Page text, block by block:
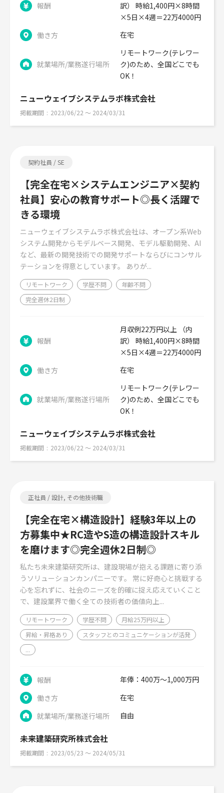
報酬
訳） 時給1,400円×8時間
×5日×4週＝22万4000円
働き方
在宅
就業場所/業務遂行場所
リモートワーク(テレワー
ク)のため、全国どこでも
OK！
ニューウェイブシステムラボ株式会社
掲載期間 2023/06/22 〜 2024/03/31
契約社員 / SE
【完全在宅×システムエンジニア×契約
社員】安心の教育サポート◎長く活躍で
きる環境
ニューウェイブシステムラボ株式会社は、オープン系Web
システム開発からモデルベース開発、モデル駆動開発、AI
など、最新の開発技術での開発サポートならびにコンサル
テーションを得意としています。 ありが...
リモートワーク 学歴不問
年齢不問
完全週休2日制
報酬
月収例22万円以上 （内
訳） 時給1,400円×8時間
×5日×4週＝22万4000円
働き方
在宅
就業場所/業務遂行場所
リモートワーク(テレワー
ク)のため、全国どこでも
OK！
ニューウェイブシステムラボ株式会社
掲載期間 2023/06/22 〜 2024/03/31
正社員 / 設計, その他技術職
【完全在宅×構造設計】経験3年以上の
方募集中★RC造やS造の構造設計スキル
を磨けます◎完全週休2日制◎
私たち未来建築研究所は、建設現場が抱える課題に寄り添
うソリューションカンパニーです。 常に好奇心と挑戦する
心を忘れずに、社会のニーズを的確に捉え応えていくこと
で、建設業界で働く全ての技術者の価値向上...
リモートワーク 学歴不問
月給25万円以上
昇給・昇格あり
スタッフとのコミュニケーションが活発
...
報酬
年俸：400万～1,000万円
働き方
在宅
就業場所/業務遂行場所
自由
未来建築研究所株式会社
掲載期間 2023/05/23 〜 2024/05/31